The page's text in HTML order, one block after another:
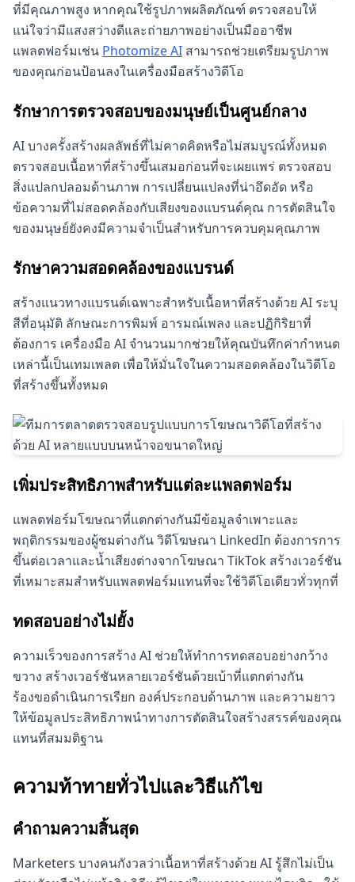
ที่มีคุณภาพสูง หากคุณใช้รูปภาพผลิตภัณฑ์ ตรวจสอบให้
แน่ใจว่ามีแสงสว่างดีและถ่ายภาพอย่างเป็นมืออาชีพ
แพลตฟอร์มเช่น Photomize AI สามารถช่วยเตรียมรูปภาพ
ของคุณก่อนป้อนลงในเครื่องมือสร้างวิดีโอ
รักษาการตรวจสอบของมนุษย์เป็นศูนย์กลาง
AI บางครั้งสร้างผลลัพธ์ที่ไม่คาดคิดหรือไม่สมบูรณ์ทั้งหมด
ตรวจสอบเนื้อหาที่สร้างขึ้นเสมอก่อนที่จะเผยแพร่ ตรวจสอบ
สิ่งแปลกปลอมด้านภาพ การเปลี่ยนแปลงที่น่าอึดอัด หรือ
ข้อความที่ไม่สอดคล้องกับเสียงของแบรนด์คุณ การตัดสินใจ
ของมนุษย์ยังคงมีความจำเป็นสำหรับการควบคุมคุณภาพ
รักษาความสอดคล้องของแบรนด์
สร้างแนวทางแบรนด์เฉพาะสำหรับเนื้อหาที่สร้างด้วย AI ระบุ
สีที่อนุมัติ ลักษณะการพิมพ์ อารมณ์เพลง และปฏิกิริยาที่
ต้องการ เครื่องมือ AI จำนวนมากช่วยให้คุณบันทึกค่ากำหนด
เหล่านี้เป็นเทมเพลต เพื่อให้มั่นใจในความสอดคล้องในวิดีโอ
ที่สร้างขึ้นทั้งหมด
เพิ่มประสิทธิภาพสำหรับแต่ละแพลตฟอร์ม
แพลตฟอร์มโฆษณาที่แตกต่างกันมีข้อมูลจำเพาะและ
พฤติกรรมของผู้ชมต่างกัน วิดีโฆษณา LinkedIn ต้องการการ
ขึ้นต่อเวลาและน้ำเสียงต่างจากโฆษณา TikTok สร้างเวอร์ชัน
ที่เหมาะสมสำหรับแพลตฟอร์มแทนที่จะใช้วิดีโอเดียวทั่วทุกที่
ทดสอบอย่างไม่ยั้ง
ความเร็วของการสร้าง AI ช่วยให้ทำการทดสอบอย่างกว้าง
ขวาง สร้างเวอร์ชันหลายเวอร์ชันด้วยเบ้าที่แตกต่างกัน
ร้องขอดำเนินการเรียก องค์ประกอบด้านภาพ และความยาว
ให้ข้อมูลประสิทธิภาพนำทางการตัดสินใจสร้างสรรค์ของคุณ
แทนที่สมมติฐาน
ความท้าทายทั่วไปและวิธีแก้ไข
คำถามความสิ้นสุด
Marketers บางคนกังวลว่าเนื้อหาที่สร้างด้วย AI รู้สึกไม่เป็น